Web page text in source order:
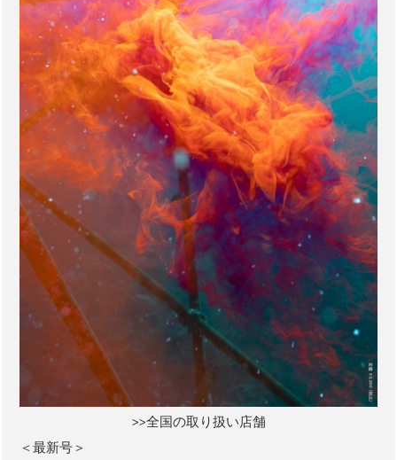
>>全国の取り扱い店舗
＜最新号＞